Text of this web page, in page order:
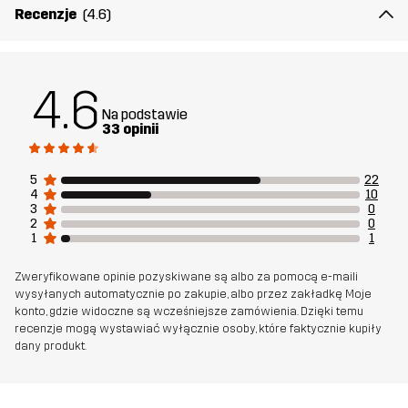
artykułu
Recenzje (4.6)
4.6 Na podstawie
33 opinii
5
22
4
10
3
0
2
0
1
1
Zweryfikowane opinie pozyskiwane są albo za pomocą e-maili
wysyłanych automatycznie po zakupie, albo przez zakładkę Moje
konto, gdzie widoczne są wcześniejsze zamówienia. Dzięki temu
recenzje mogą wystawiać wyłącznie osoby, które faktycznie kupiły
dany produkt.